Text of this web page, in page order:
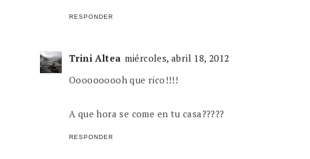
RESPONDER
Trini Altea miércoles, abril 18, 2012
Oooooooooh que rico!!!!
A que hora se come en tu casa?????
RESPONDER